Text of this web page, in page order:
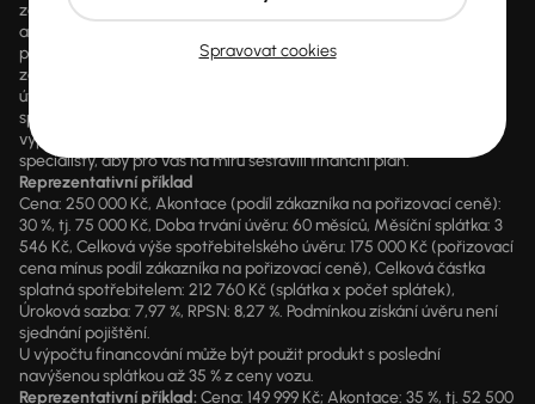
zákazníka, jako např. sleva z ceny vozidla, výplata hotovosti a další
akční benefity, které může zákazník čerpat dle vlastního výběru. V
případě poskytnutí finanční služby je součástí každé smlouvy
zákonný údaj o výši RPSN a kompletní předsmluvní informace k
úvěru. AURES Holdings a.s. je samostatným zprostředkovatelem
spotřebitelského úvěru. Pokud máte zájem o konkrétní kalkulaci,
vyplňte prosím údaje ve formuláři a nechte naše finanční
specialisty, aby pro vás na míru sestavili finanční plán.
Reprezentativní příklad
Cena: 250 000 Kč, Akontace (podíl zákazníka na pořizovací ceně):
30 %, tj. 75 000 Kč, Doba trvání úvěru: 60 měsíců, Měsíční splátka: 3
546 Kč, Celková výše spotřebitelského úvěru: 175 000 Kč (pořizovací
cena mínus podíl zákazníka na pořizovací ceně), Celková částka
splatná spotřebitelem: 212 760 Kč (splátka x počet splátek),
Úroková sazba: 7,97 %, RPSN: 8,27 %. Podmínkou získání úvěru není
sjednání pojištění.
U výpočtu financování může být použit produkt s poslední
navýšenou splátkou až 35 % z ceny vozu.
Reprezentativní příklad:Cena: 149 999 Kč; Akontace: 35 %, tj. 52 500
Spravovat cookies